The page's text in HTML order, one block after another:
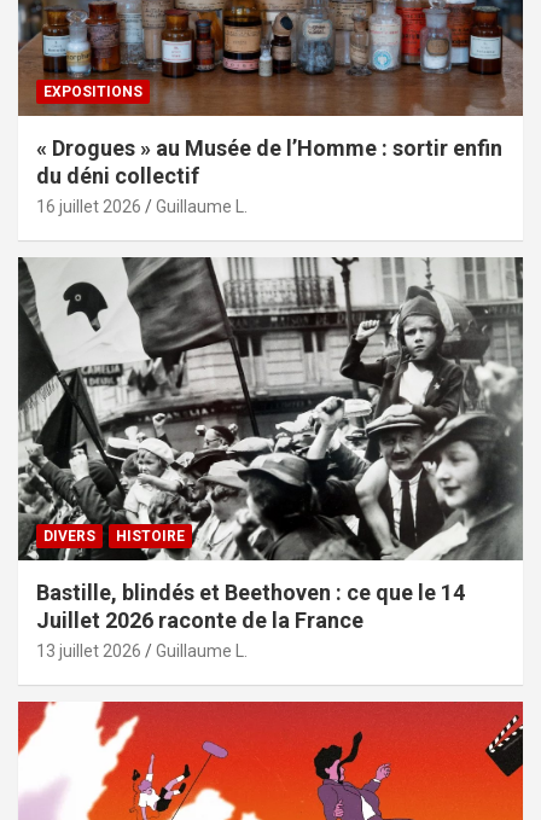
EXPOSITIONS
« Drogues » au Musée de l’Homme : sortir enfin
du déni collectif
16 juillet 2026 Guillaume L.
DIVERS HISTOIRE
Bastille, blindés et Beethoven : ce que le 14
Juillet 2026 raconte de la France
13 juillet 2026 Guillaume L.